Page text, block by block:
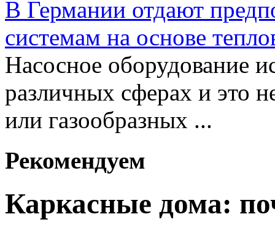
В Германии отдают
системам на основе
Насосное оборудование
различных сферах и это
или газообразных ...
Рекомендуем
Каркасные дома: